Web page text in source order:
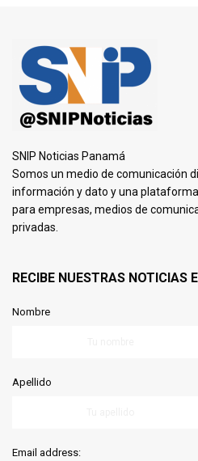
SNIP Noticias Panamá
Somos un medio de comunicación
información y dato y una
para empresas, medios de
privadas.
RECIBE NUESTRAS NOTICIAS
Nombre
Apellido
Email address: